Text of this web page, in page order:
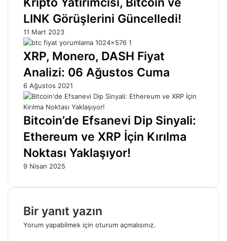
LINK Görüşlerini Güncelledi!
11 Mart 2023
XRP, Monero, DASH Fiyat
Analizi: 06 Ağustos Cuma
6 Ağustos 2021
Bitcoin’de Efsanevi Dip Sinyali:
Ethereum ve XRP İçin Kırılma
Noktası Yaklaşıyor!
9 Nisan 2025
Bir yanıt yazın
Yorum yapabilmek için oturum açmalısınız.